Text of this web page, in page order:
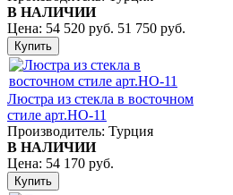
В НАЛИЧИИ
Цена: 54 520 руб. 51 750 руб.
Люстра из стекла в восточном
стиле арт.НО-11
Производитель: Турция
В НАЛИЧИИ
Цена: 54 170 руб.